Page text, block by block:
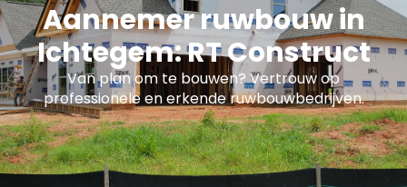
Aannemer ruwbouw in
Ichtegem: RT Construct
Van plan om te bouwen? Vertrouw op
professionele en erkende ruwbouwbedrijven.